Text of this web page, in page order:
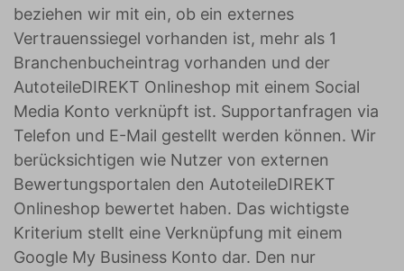
beziehen wir mit ein, ob ein externes
Vertrauenssiegel vorhanden ist, mehr als 1
Branchenbucheintrag vorhanden und der
AutoteileDIREKT Onlineshop mit einem Social
Media Konto verknüpft ist. Supportanfragen via
Telefon und E-Mail gestellt werden können. Wir
berücksichtigen wie Nutzer von externen
Bewertungsportalen den AutoteileDIREKT
Onlineshop bewertet haben. Das wichtigste
Kriterium stellt eine Verknüpfung mit einem
Google My Business Konto dar. Den nur